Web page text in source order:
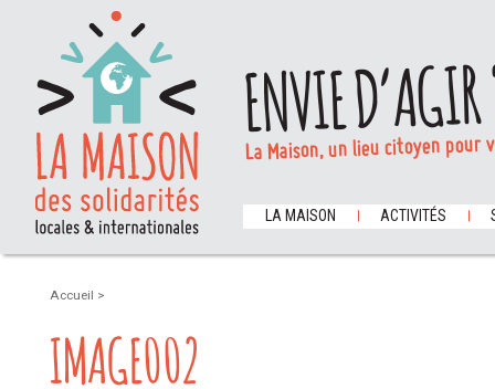
ENVIE
La Maison, un lieu citoyen
LA MAISON ACTIVITÉS
Accueil >
IMAGE002